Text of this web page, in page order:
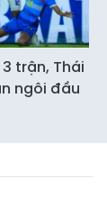
trận, Thái
ngôi đầu